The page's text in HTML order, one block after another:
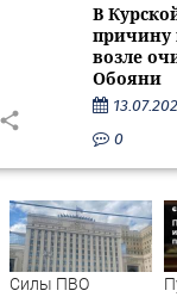
В
причину
возле
Обояни
0
Силы ПВО